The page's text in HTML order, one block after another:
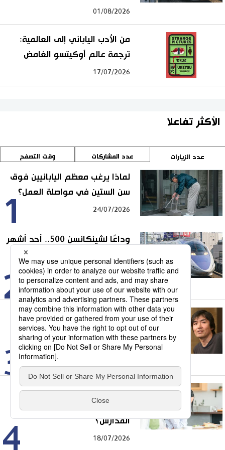
01/08/2026
من الأدب الياباني إلى العالمية:
ترجمة عالم أوكيتسو الغامض
17/07/2026
الأكثر تفاعلا
عدد الزيارات عدد المشاركات وقت التصفح
1
لماذا يرغب معظم اليابانيين فوق
سن الستين في مواصلة العمل؟
24/07/2026
2
وداعًا لشينكانسن 500.. أحد أشهر
قطارات الطلقة في اليابان يقترب
من التقاعد
01/08/2026
3
رحيل هيغاشينو كيغو.. مسيرة
استثنائية لعملاق الأدب البوليسي
الياباني
4
أزمة صامتة في اليابان.. لماذا
يرفض آلاف الأطفال الذهاب إلى
المدارس؟
18/07/2026